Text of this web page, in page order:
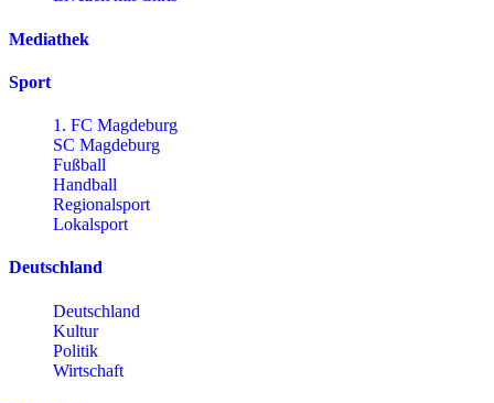
Mediathek
Sport
1. FC Magdeburg
SC Magdeburg
Fußball
Handball
Regionalsport
Lokalsport
Deutschland
Deutschland
Kultur
Politik
Wirtschaft